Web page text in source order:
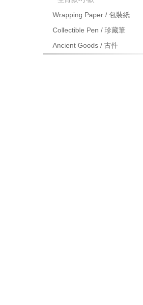
Wrapping Paper / 包裝紙
Collectible Pen / 珍藏筆
Ancient Goods / 古件